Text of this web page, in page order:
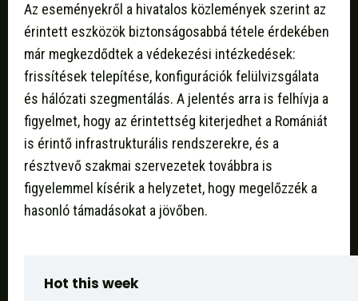
Az eseményekről a hivatalos közlemények szerint az
érintett eszközök biztonságosabbá tétele érdekében
már megkezdődtek a védekezési intézkedések:
frissítések telepítése, konfigurációk felülvizsgálata
és hálózati szegmentálás. A jelentés arra is felhívja a
figyelmet, hogy az érintettség kiterjedhet a Romániát
is érintő infrastrukturális rendszerekre, és a
résztvevő szakmai szervezetek továbbra is
figyelemmel kísérik a helyzetet, hogy megelőzzék a
hasonló támadásokat a jövőben.
Hot this week